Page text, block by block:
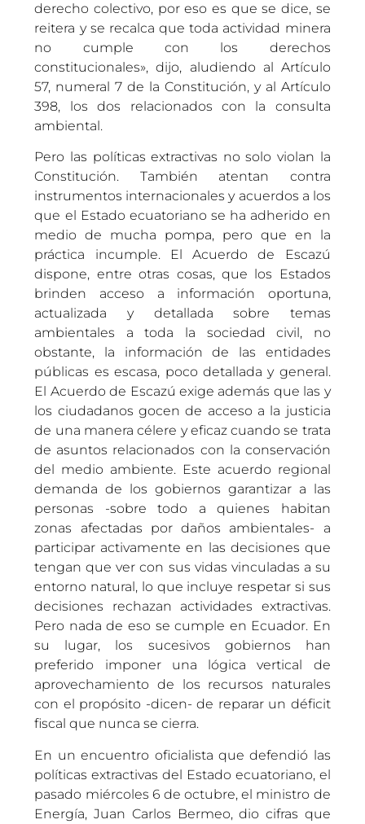
derecho colectivo, por eso es que se dice, se
reitera y se recalca que toda actividad minera
no cumple con los derechos
constitucionales», dijo, aludiendo al Artículo
57, numeral 7 de la Constitución, y al Artículo
398, los dos relacionados con la consulta
ambiental.
Pero las políticas extractivas no solo violan la
Constitución. También atentan contra
instrumentos internacionales y acuerdos a los
que el Estado ecuatoriano se ha adherido en
medio de mucha pompa, pero que en la
práctica incumple. El Acuerdo de Escazú
dispone, entre otras cosas, que los Estados
brinden acceso a información oportuna,
actualizada y detallada sobre temas
ambientales a toda la sociedad civil, no
obstante, la información de las entidades
públicas es escasa, poco detallada y general.
El Acuerdo de Escazú exige además que las y
los ciudadanos gocen de acceso a la justicia
de una manera célere y eficaz cuando se trata
de asuntos relacionados con la conservación
del medio ambiente. Este acuerdo regional
demanda de los gobiernos garantizar a las
personas -sobre todo a quienes habitan
zonas afectadas por daños ambientales- a
participar activamente en las decisiones que
tengan que ver con sus vidas vinculadas a su
entorno natural, lo que incluye respetar si sus
decisiones rechazan actividades extractivas.
Pero nada de eso se cumple en Ecuador. En
su lugar, los sucesivos gobiernos han
preferido imponer una lógica vertical de
aprovechamiento de los recursos naturales
con el propósito -dicen- de reparar un déficit
fiscal que nunca se cierra.
En un encuentro oficialista que defendió las
políticas extractivas del Estado ecuatoriano, el
pasado miércoles 6 de octubre, el ministro de
Energía, Juan Carlos Bermeo, dio cifras que